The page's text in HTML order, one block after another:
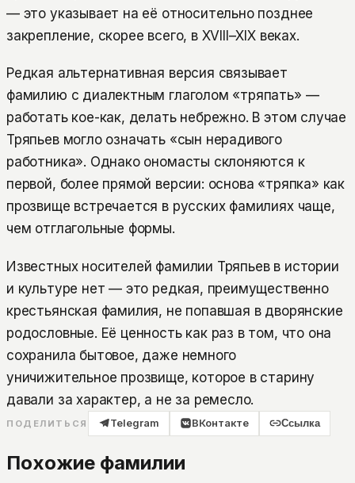
— это указывает на её относительно позднее
закрепление, скорее всего, в XVIII–XIX веках.
Редкая альтернативная версия связывает
фамилию с диалектным глаголом «тряпать» —
работать кое-как, делать небрежно. В этом случае
Тряпьев могло означать «сын нерадивого
работника». Однако ономасты склоняются к
первой, более прямой версии: основа «тряпка» как
прозвище встречается в русских фамилиях чаще,
чем отглагольные формы.
Известных носителей фамилии Тряпьев в истории
и культуре нет — это редкая, преимущественно
крестьянская фамилия, не попавшая в дворянские
родословные. Её ценность как раз в том, что она
сохранила бытовое, даже немного
уничижительное прозвище, которое в старину
давали за характер, а не за ремесло.
ПОДЕЛИТЬСЯ Telegram ВКонтакте Ссылка
Похожие фамилии